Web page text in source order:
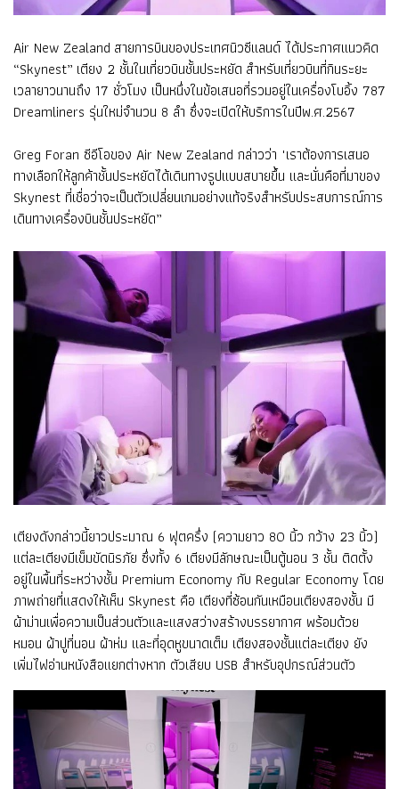
Air New Zealand สายการบินของประเทศนิวซีแลนด์ ได้ประกาศแนวคิด
“Skynest” เตียง 2 ชั้นในเที่ยวบินชั้นประหยัด สำหรับเที่ยวบินที่กินระยะ
เวลายาวนานถึง 17 ชั่วโมง เป็นหนึ่งในข้อเสนอที่รวมอยู่ในเครื่องโบอิ้ง 787
Dreamliners รุ่นใหม่จำนวน 8 ลำ ซึ่งจะเปิดให้บริการในปีพ.ศ.2567
Greg Foran ซีอีโอของ Air New Zealand กล่าวว่า "เราต้องการเสนอ
ทางเลือกให้ลูกค้าชั้นประหยัดได้เดินทางรูปแบบสบายขึ้น และนั่นคือที่มาของ
Skynest ที่เชื่อว่าจะเป็นตัวเปลี่ยนเกมอย่างแท้จริงสำหรับประสบการณ์การ
เดินทางเครื่องบินชั้นประหยัด”
เตียงดังกล่าวนี้ยาวประมาณ 6 ฟุตครึ่ง (ความยาว 80 นิ้ว กว้าง 23 นิ้ว)
แต่ละเตียงมีเข็มขัดนิรภัย ซึ่งทั้ง 6 เตียงมีลักษณะเป็นตู้นอน 3 ชั้น ติดตั้ง
อยู่ในพื้นที่ระหว่างชั้น Premium Economy กับ Regular Economy โดย
ภาพถ่ายที่แสดงให้เห็น Skynest คือ เตียงที่ซ้อนกันเหมือนเตียงสองชั้น มี
ผ้าม่านเพื่อความเป็นส่วนตัวและแสงสว่างสร้างบรรยากาศ พร้อมด้วย
หมอน ผ้าปูที่นอน ผ้าห่ม และที่อุดหูขนาดเต็ม เตียงสองชั้นแต่ละเตียง ยัง
เพิ่มไฟอ่านหนังสือแยกต่างหาก ตัวเสียบ USB สำหรับอุปกรณ์ส่วนตัว